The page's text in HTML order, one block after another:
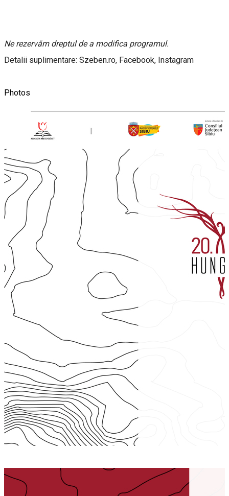
Ne rezervăm dreptul de a modifica programul.
Detalii suplimentare: Szeben.ro, Facebook, Instagram
Photos